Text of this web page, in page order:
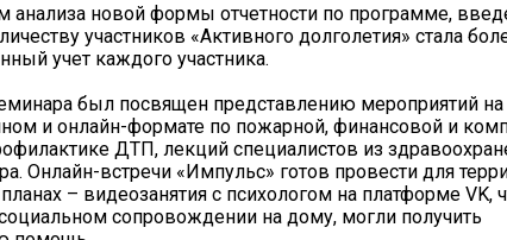
анализа новой формы отчетности по программе,
участников «Активного долголетия» стала
учет каждого участника.
был посвящен представлению мероприятий на
и онлайн-формате по пожарной, финансовой и
ДТП, лекций специалистов из
Онлайн-встречи «Импульс» готов провести для
– видеозанятия с психологом на платформе VK,
сопровождении на дому, могли получить